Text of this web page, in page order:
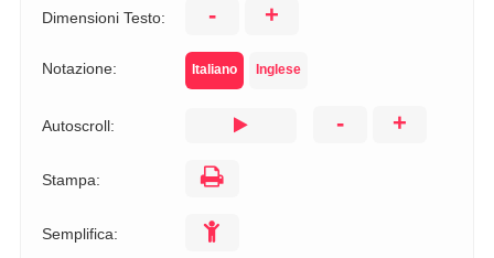
Dimensioni Testo: - +
Notazione: Italiano Inglese
Autoscroll: - +
Stampa:
Semplifica: